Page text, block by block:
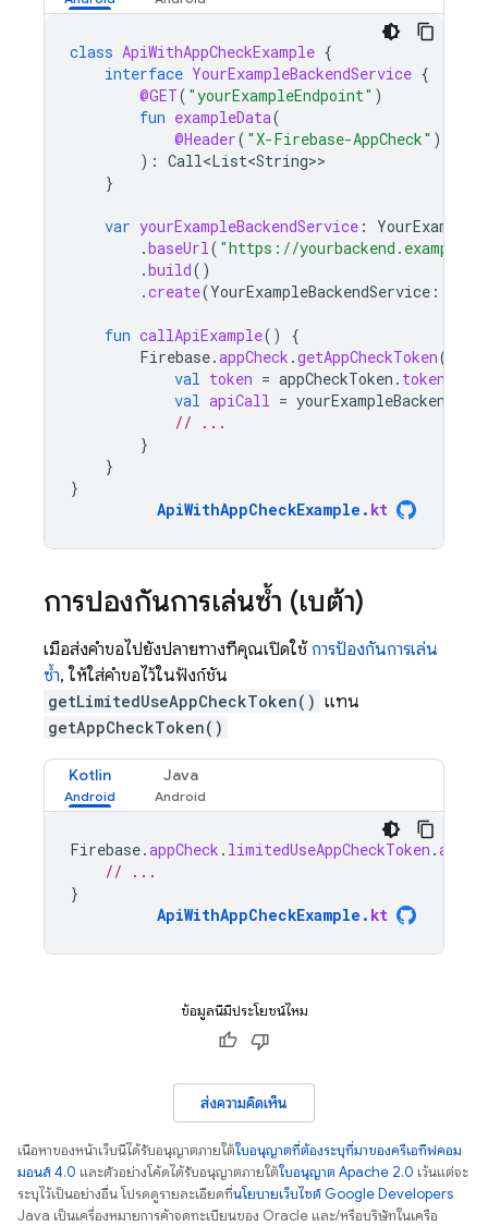
class ApiWithAppCheckExample {
interface YourExampleBackendService {
@GET( "yourExampleEndpoint" )
fun exampleData(
@Header( "X-Firebase-AppCheck" )
): Call<List<String>
}
var yourExampleBackendService :
.baseUrl( "https://
.build()
.create(YourExampleBackendService ::
fun callApiExample()
{
Firebase.appCheck .getAppCheckToken(
val token = appCheckToken . token
val apiCall =
// ...
}
}
}
ApiWithAppCheckExample . kt
การป้องกันการเล่นซ้ำ (เบต้า)
เมื่อส่งคำขอไปยังปลายทางที่คุณเปิดใช้ การป้องกันการเล่น
ซ้ำ, ให้ใส่คำขอไว้ในฟังก์ชัน
getLimitedUseAppCheckToken() แทน
getAppCheckToken()
Kotlin Java
Firebase.appCheck . limitedUseAppCheckToken .
// ...
}
ApiWithAppCheckExample . kt
ข้อมูลนี้มีประโยชน์ไหม
ส่งความคิดเห็น
เนื้อหาของหน้าเว็บนี้ได้รับอนุญาตภายใต้ใบอนุญาตที่ต้องระบุที่มาของครีเอทีฟคอม
มอนส์ 4.0 และตัวอย่างโค้ดได้รับอนุญาตภายใต้ใบอนุญาต Apache 2.0 เว้นแต่จะ
ระบุไว้เป็นอย่างอื่น โปรดดูรายละเอียดที่นโยบายเว็บไซต์ Google Developers
Java เป็นเครื่องหมายการค้าจดทะเบียนของ Oracle และ/หรือบริษัทในเครือ